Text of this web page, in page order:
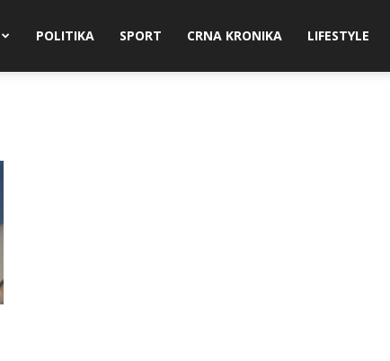
POLITIKA SPORT CRNA KRONIKA LIFESTYLE